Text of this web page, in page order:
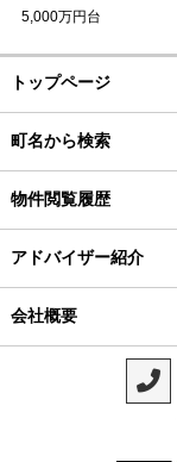
5,000万円台
トップページ
町名から検索
物件閲覧履歴
アドバイザー紹介
会社概要